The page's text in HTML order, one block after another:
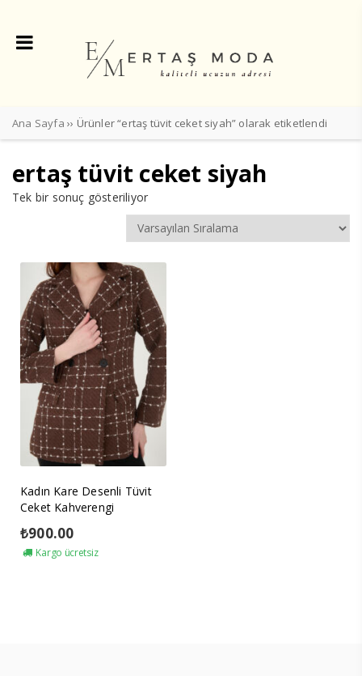
Ana Sayfa ›› Ürünler “ertaş tüvit ceket siyah” olarak etiketlendi
ertaş tüvit ceket siyah
Tek bir sonuç gösteriliyor
Kadın Kare Desenli Tüvit
Ceket Kahverengi
₺900.00
Kargo ücretsiz